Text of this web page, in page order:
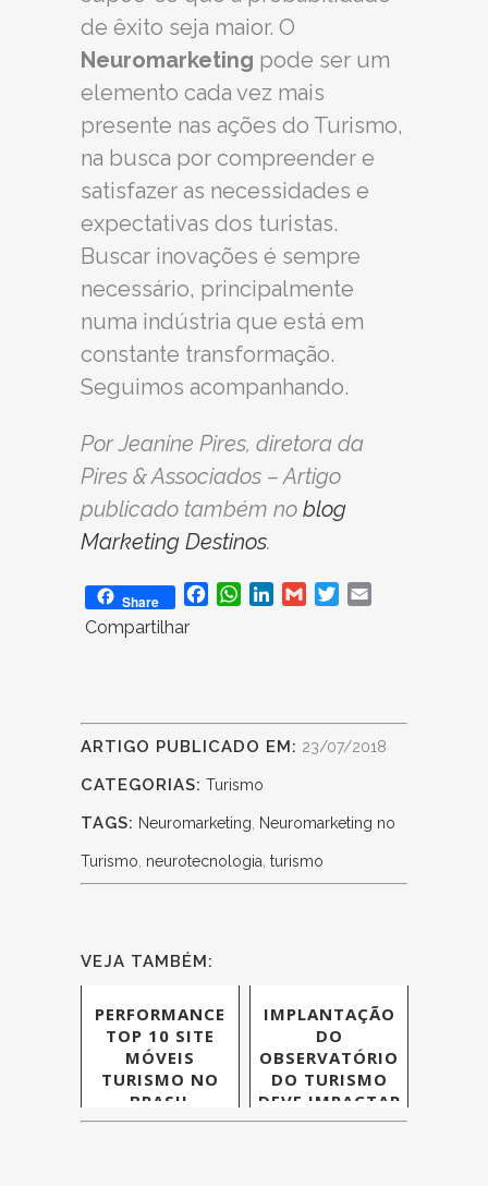
de êxito seja maior. O
Neuromarketing pode ser um
elemento cada vez mais
presente nas ações do Turismo,
na busca por compreender e
satisfazer as necessidades e
expectativas dos turistas.
Buscar inovações é sempre
necessário, principalmente
numa indústria que está em
constante transformação.
Seguimos acompanhando.
Por Jeanine Pires, diretora da
Pires & Associados – Artigo
publicado também no blog
Marketing Destinos.
Share Facebook
WhatsApp
LinkedInGmailTwitter
Compartilhar
ARTIGO PUBLICADO EM: 23/07/2018
CATEGORIAS: Turismo
TAGS: Neuromarketing Neuromarketing no
Turismo neurotecnologia turismo
VEJA TAMBÉM:
PERFORMANCE
TOP 10 SITE
MÓVEIS
TURISMO NO
BRASIL
IMPLANTAÇÃO
DO
OBSERVATÓRIO
DO TURISMO
DEVE IMPACTAR
SETOR